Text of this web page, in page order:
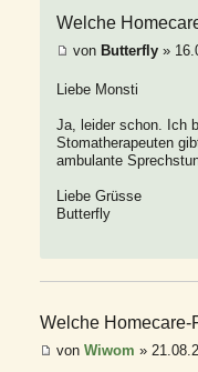
Welche
von Butterfly »
Liebe Monsti
Ja, leider schon. Ich
Stomatherapeuten
ambulante
Liebe Grüsse
Butterfly
Welche Homecare-
von Wiwom »